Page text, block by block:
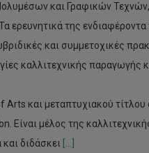
και Γραφικών
ερευνητικά της ενδιαφέροντα
και συμμετοχικές
καλλιτεχνικής παραγωγής
και μεταπτυχιακού
μέλος της
διδάσκει